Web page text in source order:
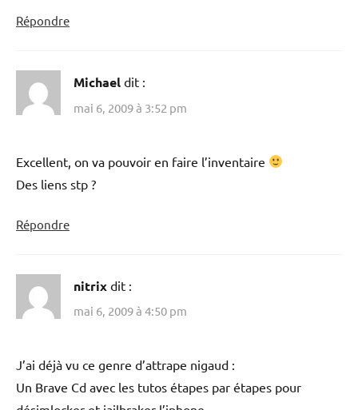
Répondre
Michael dit :
mai 6, 2009 à 3:52 pm
Excellent, on va pouvoir en faire l’inventaire
Des liens stp ?
Répondre
nitrix dit :
mai 6, 2009 à 4:50 pm
J’ai déjà vu ce genre d’attrape nigaud :
Un Brave Cd avec les tutos étapes par étapes pour